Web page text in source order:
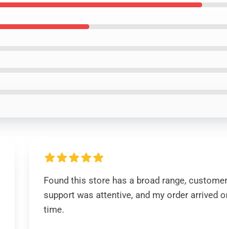
Found this store has a broad range, customer
support was attentive, and my order arrived
time.